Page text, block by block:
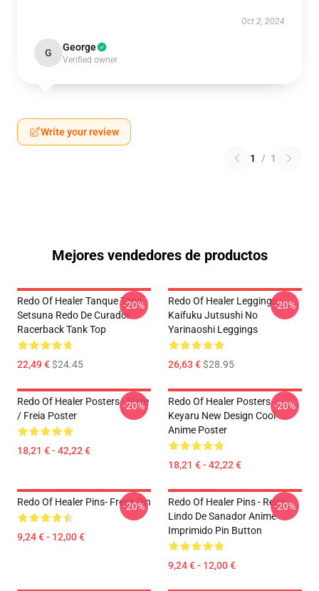
Oct 2, 2024
G George
Verified owner
Write your review
1 / 1
Mejores vendedores de productos
Redo Of Healer Tanque Tops -
Setsuna Redo De Curador
Racerback Tank Top
22,49 €$24.45
-20%
Redo Of Healer Leggings -
Kaifuku Jutsushi No
Yarinaoshi Leggings
26,63 €$28.95
-20%
Redo Of Healer Posters - Flare
/ Freia Poster
18,21 € - 42,22 €
-20%
Redo Of Healer Posters -
Keyaru New Design Cool
Anime Poster
18,21 € - 42,22 €
-20%
Redo Of Healer Pins- Freya Pin
9,24 € - 12,00 €
-20%
Redo Of Healer Pins - Redo
Lindo De Sanador Anime
Imprimido Pin Button
9,24 € - 12,00 €
-20%